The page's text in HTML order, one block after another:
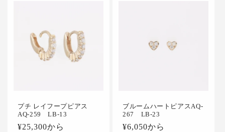
プチ レイフープピアス
AQ-259 LB-13
通
¥25,300から
ブルームハートピアスAQ-
267 LB-23
通
¥6,050から